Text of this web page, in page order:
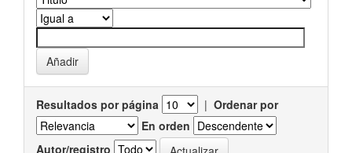
Resultados por página | Ordenar por
En orden
Autor/registro